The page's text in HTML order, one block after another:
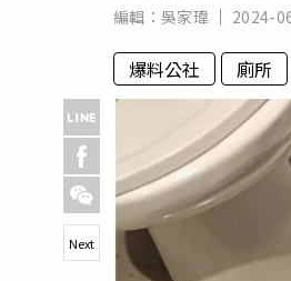
編輯： 吳家瑋 2024-
爆料公社 廁所
Next